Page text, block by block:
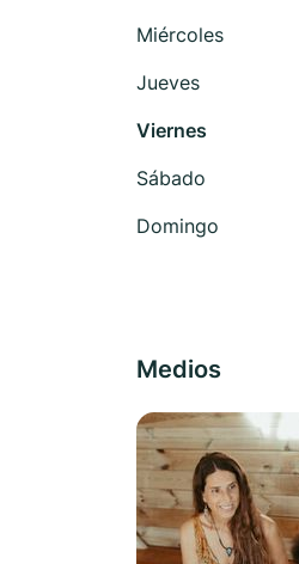
Miércoles
Jueves
Viernes
Sábado
Domingo
Medios